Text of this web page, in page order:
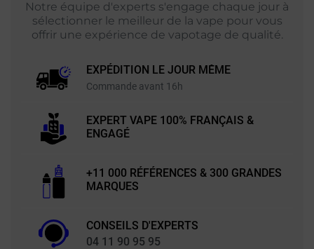
Notre équipe d'experts s'engage chaque jour à
sélectionner le meilleur de la vape pour vous
offrir une expérience de vapotage de qualité.
EXPÉDITION LE JOUR MÊME
Commande avant 16h
EXPERT VAPE 100% FRANÇAIS &
ENGAGÉ
+11 000 RÉFÉRENCES & 300 GRANDES
MARQUES
CONSEILS D'EXPERTS
04 11 90 95 95